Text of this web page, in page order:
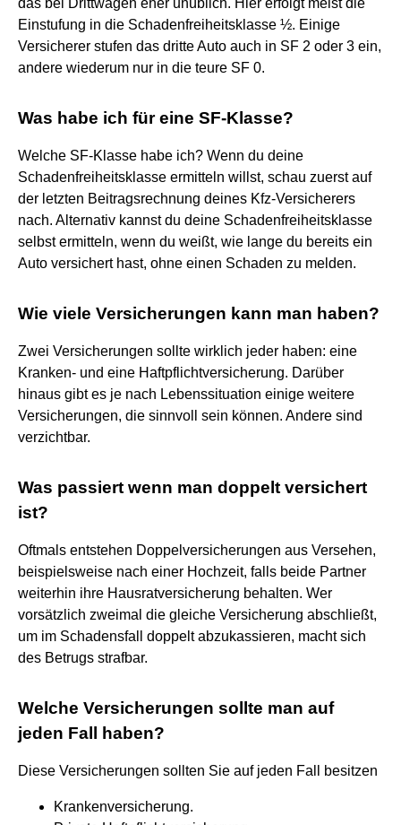
Einstufung in die Schadenfreiheitsklasse ½. Einige
Versicherer stufen das dritte Auto auch in SF 2 oder 3 ein,
andere wiederum nur in die teure SF 0.
Was habe ich für eine SF-Klasse?
Welche SF-Klasse habe ich? Wenn du deine
Schadenfreiheitsklasse ermitteln willst, schau zuerst auf
der letzten Beitragsrechnung deines Kfz-Versicherers
nach. Alternativ kannst du deine Schadenfreiheitsklasse
selbst ermitteln, wenn du weißt, wie lange du bereits ein
Auto versichert hast, ohne einen Schaden zu melden.
Wie viele Versicherungen kann man haben?
Zwei Versicherungen sollte wirklich jeder haben: eine
Kranken- und eine Haftpflichtversicherung. Darüber
hinaus gibt es je nach Lebenssituation einige weitere
Versicherungen, die sinnvoll sein können. Andere sind
verzichtbar.
Was passiert wenn man doppelt versichert
ist?
Oftmals entstehen Doppelversicherungen aus Versehen,
beispielsweise nach einer Hochzeit, falls beide Partner
weiterhin ihre Hausratversicherung behalten. Wer
vorsätzlich zweimal die gleiche Versicherung abschließt,
um im Schadensfall doppelt abzukassieren, macht sich
des Betrugs strafbar.
Welche Versicherungen sollte man auf
jeden Fall haben?
Diese Versicherungen sollten Sie auf jeden Fall besitzen
Krankenversicherung.